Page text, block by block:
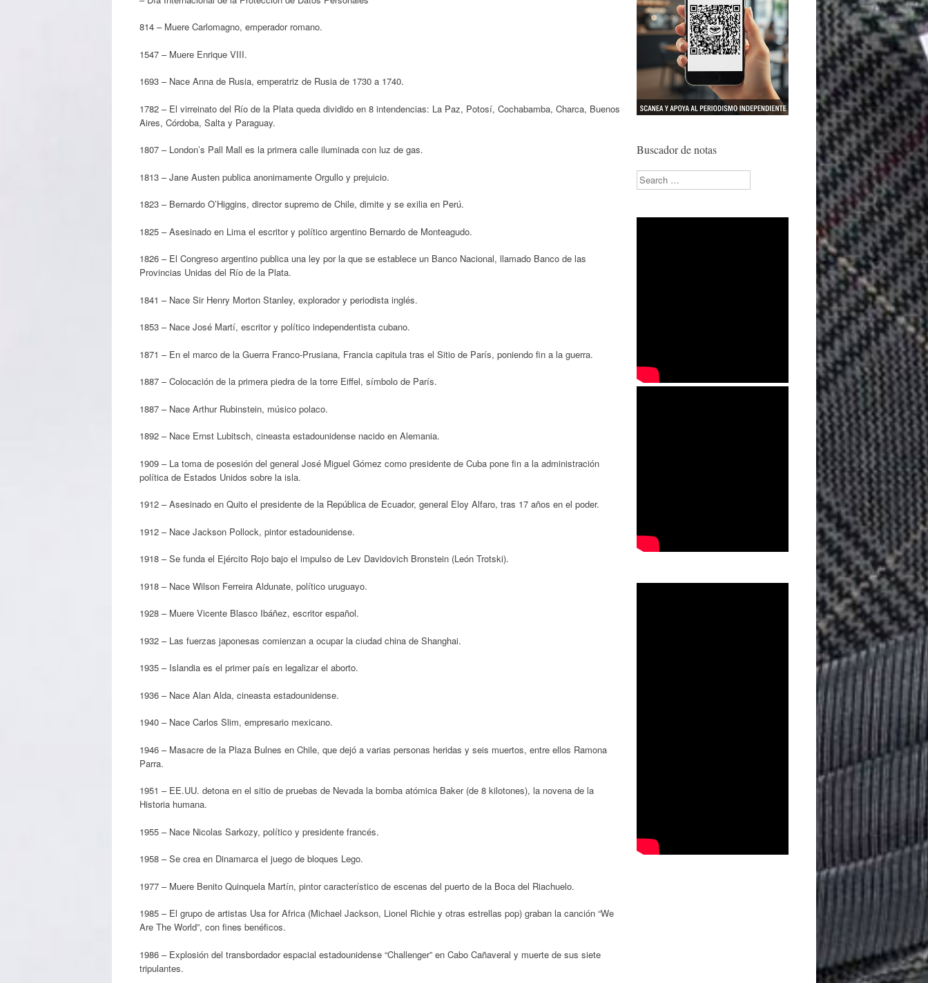
814 – Muere Carlomagno, emperador romano.
1547 – Muere Enrique VIII.
1693 – Nace Anna de Rusia, emperatriz de Rusia de 1730 a 1740.
1782 – El virreinato del Río de la Plata queda dividido en 8 intendencias: La Paz, Potosí, Cochabamba, Charca, Buenos
Aires, Córdoba, Salta y Paraguay.
1807 – London’s Pall Mall es la primera calle iluminada con luz de gas.
1813 – Jane Austen publica anonimamente Orgullo y prejuicio.
1823 – Bernardo O’Higgins, director supremo de Chile, dimite y se exilia en Perú.
1825 – Asesinado en Lima el escritor y político argentino Bernardo de Monteagudo.
1826 – El Congreso argentino publica una ley por la que se establece un Banco Nacional, llamado Banco de las
Provincias Unidas del Río de la Plata.
1841 – Nace Sir Henry Morton Stanley, explorador y periodista inglés.
1853 – Nace José Martí, escritor y político independentista cubano.
1871 – En el marco de la Guerra Franco-Prusiana, Francia capitula tras el Sitio de París, poniendo fin a la guerra.
1887 – Colocación de la primera piedra de la torre Eiffel, símbolo de París.
1887 – Nace Arthur Rubinstein, músico polaco.
1892 – Nace Ernst Lubitsch, cineasta estadounidense nacido en Alemania.
1909 – La toma de posesión del general José Miguel Gómez como presidente de Cuba pone fin a la administración
política de Estados Unidos sobre la isla.
1912 – Asesinado en Quito el presidente de la República de Ecuador, general Eloy Alfaro, tras 17 años en el poder.
1912 – Nace Jackson Pollock, pintor estadounidense.
1918 – Se funda el Ejército Rojo bajo el impulso de Lev Davidovich Bronstein (León Trotski).
1918 – Nace Wilson Ferreira Aldunate, político uruguayo.
1928 – Muere Vicente Blasco Ibáñez, escritor español.
1932 – Las fuerzas japonesas comienzan a ocupar la ciudad china de Shanghai.
1935 – Islandia es el primer país en legalizar el aborto.
1936 – Nace Alan Alda, cineasta estadounidense.
1940 – Nace Carlos Slim, empresario mexicano.
1946 – Masacre de la Plaza Bulnes en Chile, que dejó a varias personas heridas y seis muertos, entre ellos Ramona
Parra.
1951 – EE.UU. detona en el sitio de pruebas de Nevada la bomba atómica Baker (de 8 kilotones), la novena de la
Historia humana.
1955 – Nace Nicolas Sarkozy, político y presidente francés.
1958 – Se crea en Dinamarca el juego de bloques Lego.
1977 – Muere Benito Quinquela Martín, pintor característico de escenas del puerto de la Boca del Riachuelo.
1985 – El grupo de artistas Usa for Africa (Michael Jackson, Lionel Richie y otras estrellas pop) graban la canción “We
Are The World”, con fines benéficos.
1986 – Explosión del transbordador espacial estadounidense “Challenger” en Cabo Cañaveral y muerte de sus siete
tripulantes.
Buscador de notas
Search